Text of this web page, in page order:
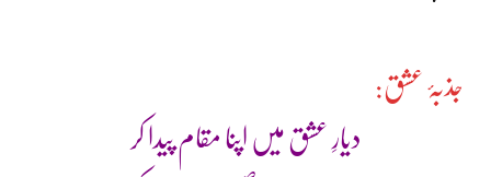
جذبۂ عشق:
دیارِ عشق میں اپنا مقام پیدا کر